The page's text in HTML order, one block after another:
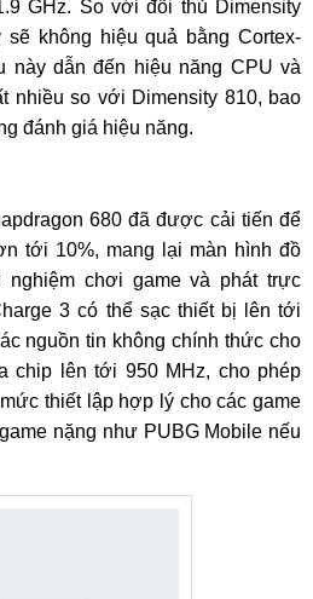
GHz. So với đối thủ Dimensity
không hiệu quả bằng Cortex-
này dẫn đến hiệu năng CPU và
nhiều so với Dimensity 810, bao
đánh giá hiệu năng.
680 đã được cải tiến để
tới 10%, mang lại màn hình đồ
nghiệm chơi game và phát trực
3 có thể sạc thiết bị lên tới
nguồn tin không chính thức cho
chip lên tới 950 MHz, cho phép
thiết lập hợp lý cho các game
nặng như PUBG Mobile nếu